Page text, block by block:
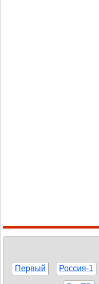
Первый Россия-1